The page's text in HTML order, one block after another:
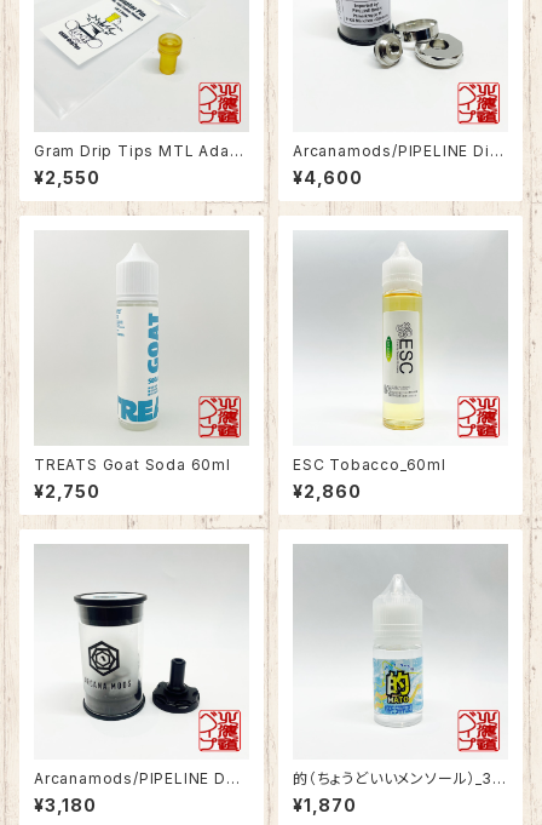
Gram Drip Tips MTL Adapt
or
¥2,550
Arcanamods/PIPELINE Dia
mond Cut Topcap for Arca
na22 RTA
¥4,600
TREATS Goat Soda 60ml
¥2,750
ESC Tobacco_60ml
¥2,860
Arcanamods/PIPELINE DLC
One Gear Top Cap for Cha
riot RTA
¥3,180
的（ちょうどいいメンソール）_30
ml
¥1,870